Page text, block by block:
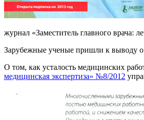
журнал «Заместитель главного врача:
Зарубежные ученые пришли к выводу
О том, как усталость медицинских
медицинская экспертиза» №8/2012